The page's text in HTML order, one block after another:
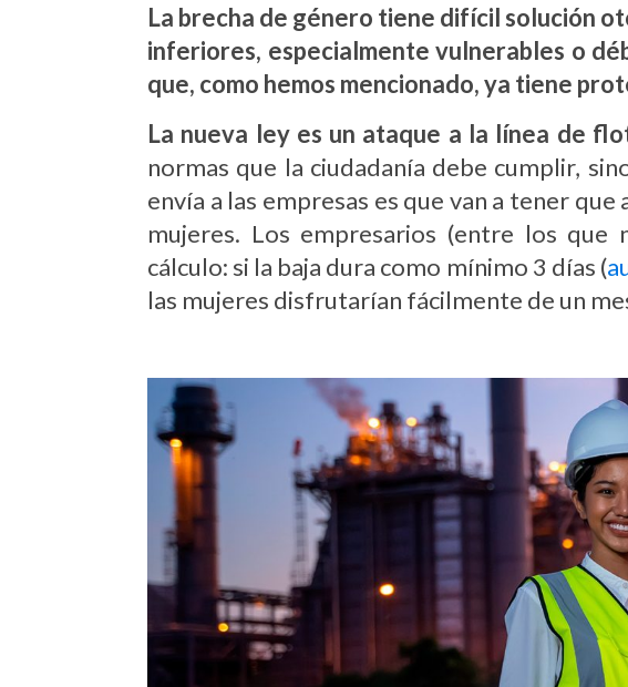
La brecha de género tiene difícil solución
inferiores, especialmente vulnerables o
que, como hemos mencionado, ya tiene
La nueva ley es un ataque a la línea de
normas que la ciudadanía debe cumplir,
envía a las empresas es que van a tener
mujeres. Los empresarios (entre los que
cálculo: si la baja dura como mínimo 3 días (
las mujeres disfrutarían fácilmente de un